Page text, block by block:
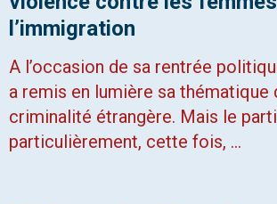
l’immigration
A l’occasion de sa rentrée
a remis en lumière sa thématique
criminalité étrangère. Mais le
particulièrement, cette fois, …